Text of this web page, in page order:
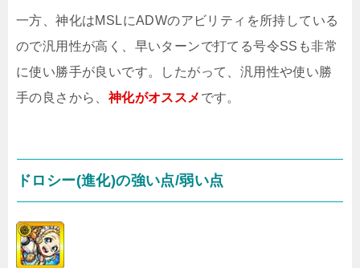
一方、神化はMSLにADWのアビリティを所持している
ので汎用性が高く、早いターンで打てる号令SSも非常
に使い勝手が良いです。したがって、汎用性や使い勝
手の良さから、神化がオススメ です。
ドロシー(進化)の強い点/弱い点